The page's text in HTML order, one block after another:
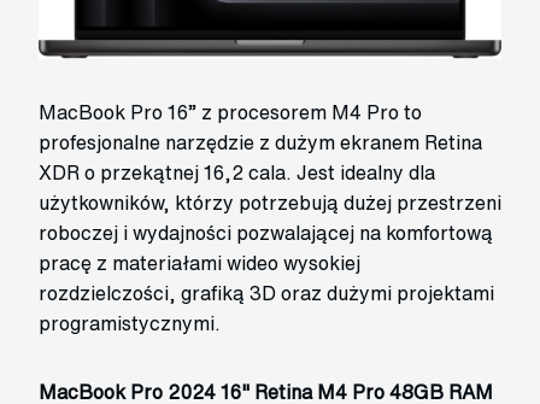
MacBook Pro 16” z procesorem M4 Pro to
profesjonalne narzędzie z dużym ekranem Retina
XDR o przekątnej 16,2 cala. Jest idealny dla
użytkowników, którzy potrzebują dużej przestrzeni
roboczej i wydajności pozwalającej na komfortową
pracę z materiałami wideo wysokiej
rozdzielczości, grafiką 3D oraz dużymi projektami
programistycznymi.
MacBook Pro 2024 16" Retina M4 Pro 48GB RAM